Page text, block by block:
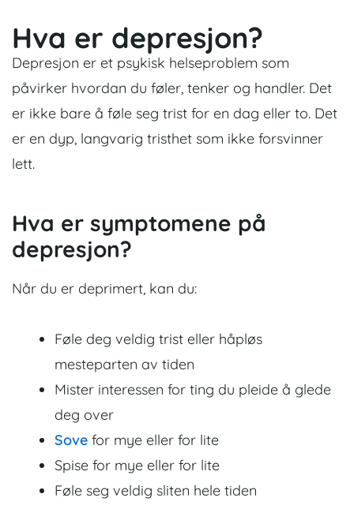
Hva er depresjon?
Depresjon er et psykisk helseproblem som
påvirker hvordan du føler, tenker og handler. Det
er ikke bare å føle seg trist for en dag eller to. Det
er en dyp, langvarig tristhet som ikke forsvinner
lett.
Hva er symptomene på
depresjon?
Når du er deprimert, kan du:
Føle deg veldig trist eller håpløs
mesteparten av tiden
Mister interessen for ting du pleide å glede
deg over
Sove for mye eller for lite
Spise for mye eller for lite
Føle seg veldig sliten hele tiden